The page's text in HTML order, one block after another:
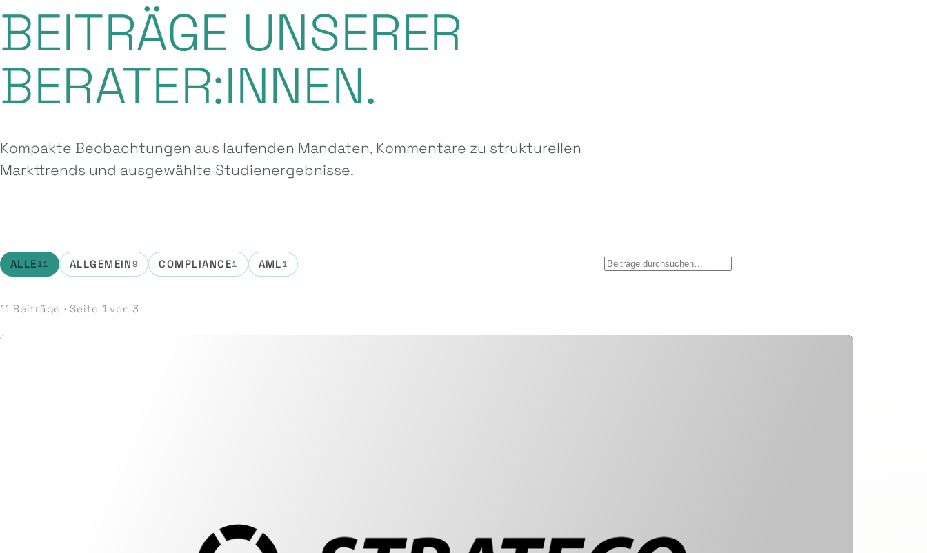
BEITRÄGE UNSERER
BERATER:INNEN.
Kompakte Beobachtungen aus laufenden Mandaten, Kommentare zu strukturellen
Markttrends und ausgewählte Studien­ergebnisse.
ALLE11 ALLGEMEIN9 COMPLIANCE1 AML1
11 Beiträge · Seite 1 von 3